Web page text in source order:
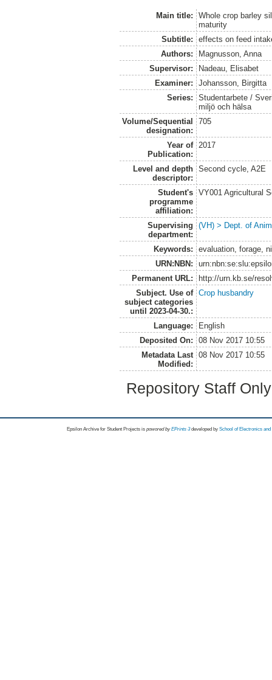
Main title:
Whole crop barley
maturity
Subtitle:
effects on feed
Authors:
Magnusson, Anna
Supervisor:
Nadeau, Elisabet
Examiner:
Johansson, Birgitta
Series:
Studentarbete /
miljö och hälsa
Volume/Sequential
designation:
705
Year of
Publication:
2017
Level and depth
descriptor:
Second cycle, A2E
Student's
programme
affiliation:
VY001 Agricultural
Supervising
department:
(VH) > Dept. of
Keywords:
evaluation, forage,
URN:NBN:
Permanent URL:
http://urn.kb.se/
Subject. Use of
subject categories
until 2023-04-30.:
Crop husbandry
Language:
English
Deposited On:
08 Nov 2017 10:55
Metadata Last
Modified:
08 Nov 2017 10:55
Repository Staff
Epsilon Archive for Student Projects is powored byEPrints 3 developed by School of Electronics